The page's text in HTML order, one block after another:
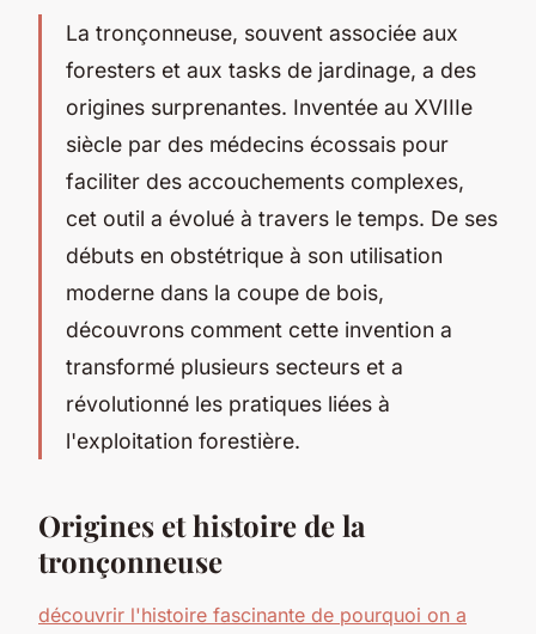
La tronçonneuse, souvent associée aux
foresters et aux tasks de jardinage, a des
origines surprenantes. Inventée au XVIIIe
siècle par des médecins écossais pour
faciliter des accouchements complexes,
cet outil a évolué à travers le temps. De ses
débuts en obstétrique à son utilisation
moderne dans la coupe de bois,
découvrons comment cette invention a
transformé plusieurs secteurs et a
révolutionné les pratiques liées à
l'exploitation forestière.
Origines et histoire de la
tronçonneuse
découvrir l'histoire fascinante de pourquoi on a